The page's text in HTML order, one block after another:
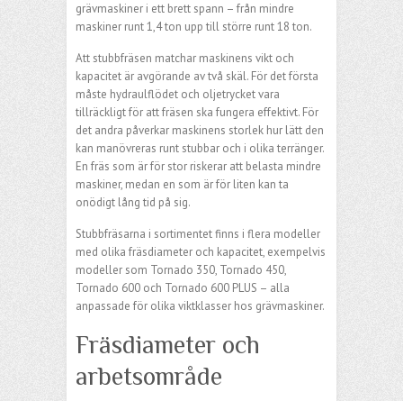
grävmaskiner i ett brett spann – från mindre
maskiner runt 1,4 ton upp till större runt 18 ton.
Att stubbfräsen matchar maskinens vikt och
kapacitet är avgörande av två skäl. För det första
måste hydraulflödet och oljetrycket vara
tillräckligt för att fräsen ska fungera effektivt. För
det andra påverkar maskinens storlek hur lätt den
kan manövreras runt stubbar och i olika terränger.
En fräs som är för stor riskerar att belasta mindre
maskiner, medan en som är för liten kan ta
onödigt lång tid på sig.
Stubbfräsarna i sortimentet finns i flera modeller
med olika fräsdiameter och kapacitet, exempelvis
modeller som Tornado 350, Tornado 450,
Tornado 600 och Tornado 600 PLUS – alla
anpassade för olika viktklasser hos grävmaskiner.
Fräsdiameter och
arbetsområde